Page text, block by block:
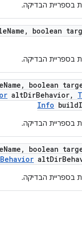
בספריית הבדיקה.
Name , boolean
בספריית הבדיקה.
Name , boolean
altDirBehavior,
Info build
בספריית הבדיקה.
Name , boolean
Behavior altDir
בספריית הבדיקה.